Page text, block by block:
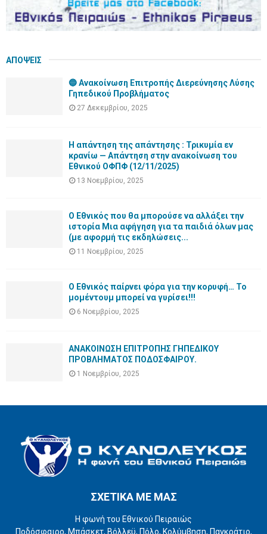
ΑΠΟΨΕΙΣ
🔵 Ανακοίνωση Επιτροπής Διερεύνησης Λύσης
Γηπεδικού Προβλήματος
27 Δεκεμβρίου, 2025
Η απάντηση της απάντησης : Τρικυμία εν
κρανίω — Απάντηση στην ανακοίνωση του
Εθνικού ΟΦΠΦ (12/11/2025)
13 Νοεμβρίου, 2025
Ο Εθνικός που θα μπορούσε να αλλάξει την
ιστορία Μια αφήγηση για τα παιδιά όλων μας
(με αφορμή τις εκδηλώσεις...
11 Νοεμβρίου, 2025
Ο Εθνικός παίρνει φόρα για την κορυφή… Το
μομέντουμ μπορεί να γυρίσει!!!
6 Νοεμβρίου, 2025
ΑΝΑΚΟΙΝΩΣΗ ΕΠΙΤΡΟΠΗΣ ΓΗΠΕΔΙΚΟΥ
ΠΡΟΒΛΗΜΑΤΟΣ ΠΟΔΟΣΦΑΙΡΟΥ.
1 Νοεμβρίου, 2025
ΣΧΕΤΙΚΑ ΜΕ ΜΑΣ
Η φωνή του Εθνικού Πειραιώς
Ποδόσφαιρο, Μπάσκετ, Βόλλεϋ, Πόλο, Κολύμβηση, Παγκράτιο,